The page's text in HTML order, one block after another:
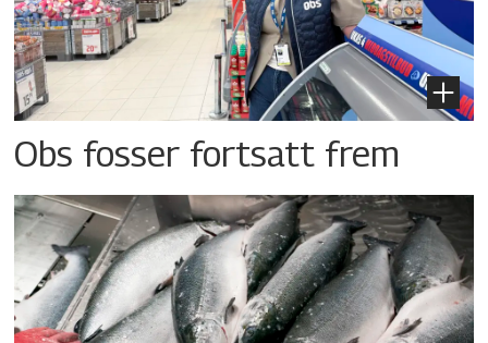
Obs fosser fortsatt frem